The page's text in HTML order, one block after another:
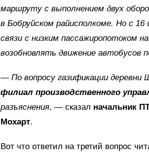
маршруту с выполнением двух
в Бобруйском райисполкоме. Но с
связи с низким пассажиропотоком
возобновлять движение автобусов
— По вопросу газификации деревни
филиал производственного
разъяснения, — сказал начальник
Мохарт.
Вот что ответил на третий вопрос